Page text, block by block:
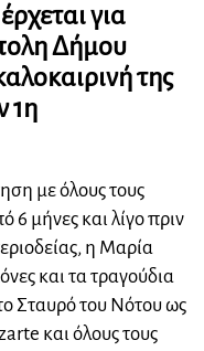
έρχεται για
Δήμου
της
1η
με όλους τους
6 μήνες και λίγο πριν
η Μαρία
και τα τραγούδια
Σταυρό του Νότου ως
και όλους τους